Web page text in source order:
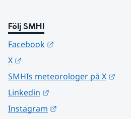
Följ SMHI
Facebook
X
SMHIs meteorologer på X
Linkedin
Instagram